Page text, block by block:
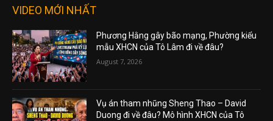
VIDEO MỚI NHẤT
Phương Hằng gây bão mạng, Phường kiểu
mẫu XHCN của Tô Lâm đi về đâu?
August 7, 2026
Vụ án tham nhũng Sheng Thao – David
Duong đi về đâu? Mô hình XHCN của Tô